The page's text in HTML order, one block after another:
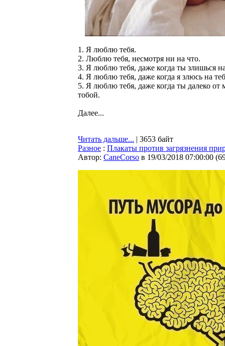
1. Я люблю тебя.
2. Люблю тебя, несмотря ни на что.
3. Я люблю тебя, даже когда ты злишься
4. Я люблю тебя, даже когда я злюсь на
5. Я люблю тебя, даже когда ты далеко от
тобой.
Далее...
Читать дальше... | 3653 байт
Разное : Плакаты против загрязнения
Автор: CaneCorso в 19/03/2018 07:00:00 (